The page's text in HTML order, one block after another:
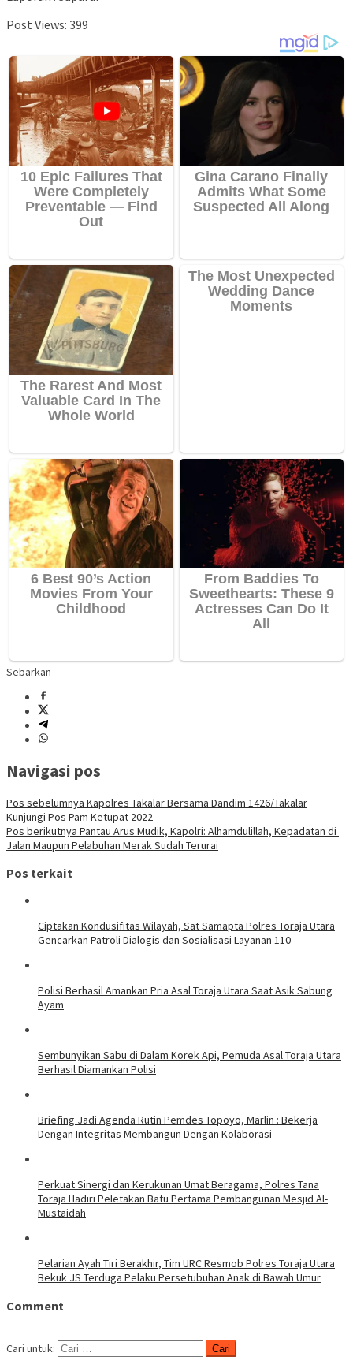
Post Views: 399
Sebarkan
Navigasi pos
Pos sebelumnya Kapolres Takalar Bersama Dandim 1426/Takalar
Kunjungi Pos Pam Ketupat 2022
Pos berikutnya Pantau Arus Mudik, Kapolri: Alhamdulillah, Kepadatan di
Jalan Maupun Pelabuhan Merak Sudah Terurai
Pos terkait
Ciptakan Kondusifitas Wilayah, Sat Samapta Polres Toraja Utara
Gencarkan Patroli Dialogis dan Sosialisasi Layanan 110
Polisi Berhasil Amankan Pria Asal Toraja Utara Saat Asik Sabung
Ayam
Sembunyikan Sabu di Dalam Korek Api, Pemuda Asal Toraja Utara
Berhasil Diamankan Polisi
Briefing Jadi Agenda Rutin Pemdes Topoyo, Marlin : Bekerja
Dengan Integritas Membangun Dengan Kolaborasi
Perkuat Sinergi dan Kerukunan Umat Beragama, Polres Tana
Toraja Hadiri Peletakan Batu Pertama Pembangunan Mesjid Al-
Mustaidah
Pelarian Ayah Tiri Berakhir, Tim URC Resmob Polres Toraja Utara
Bekuk JS Terduga Pelaku Persetubuhan Anak di Bawah Umur
Comment
Cari untuk: